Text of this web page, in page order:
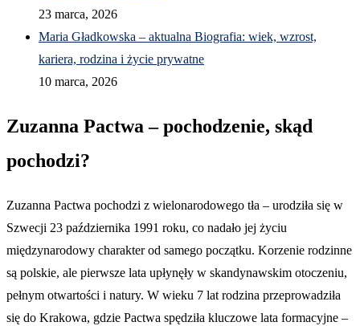
23 marca, 2026
Maria Gładkowska – aktualna Biografia: wiek, wzrost,
kariera, rodzina i życie prywatne
10 marca, 2026
Zuzanna Pactwa – pochodzenie, skąd
pochodzi?
Zuzanna Pactwa pochodzi z wielonarodowego tła – urodziła się w
Szwecji 23 października 1991 roku, co nadało jej życiu
międzynarodowy charakter od samego początku. Korzenie rodzinne
są polskie, ale pierwsze lata upłynęły w skandynawskim otoczeniu,
pełnym otwartości i natury. W wieku 7 lat rodzina przeprowadziła
się do Krakowa, gdzie Pactwa spędziła kluczowe lata formacyjne –